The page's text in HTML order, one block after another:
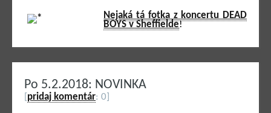
Nejaká tá fotka z koncertu DEAD
BOYS v Sheffielde!
Po 5.2.2018: NOVINKA
pridaj komentár: 0]